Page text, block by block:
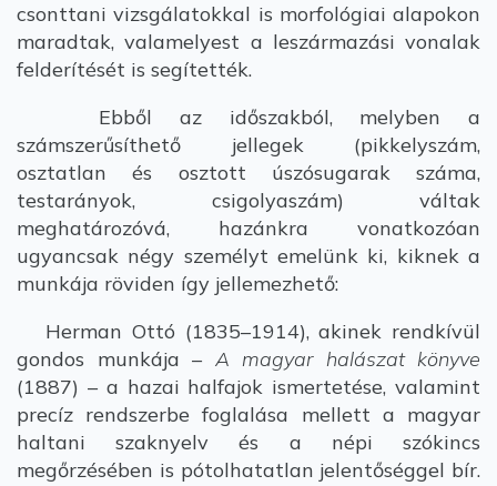
csonttani vizsgálatokkal is morfológiai alapokon
maradtak, valamelyest a leszármazási vonalak
felderítését is segítették.
Ebből az időszakból, melyben a
számszerűsíthető jellegek (pikkelyszám,
osztatlan és osztott úszósugarak száma,
testarányok, csigolyaszám) váltak
meghatározóvá, hazánkra vonatkozóan
ugyancsak négy személyt emelünk ki, kiknek a
munkája röviden így jellemezhető:
Herman Ottó (1835–1914), akinek rendkívül
gondos munkája – A magyar halászat könyve
(1887) – a hazai halfajok ismertetése, valamint
precíz rendszerbe foglalása mellett a magyar
haltani szaknyelv és a népi szókincs
megőrzésében is pótolhatatlan jelentőséggel bír.